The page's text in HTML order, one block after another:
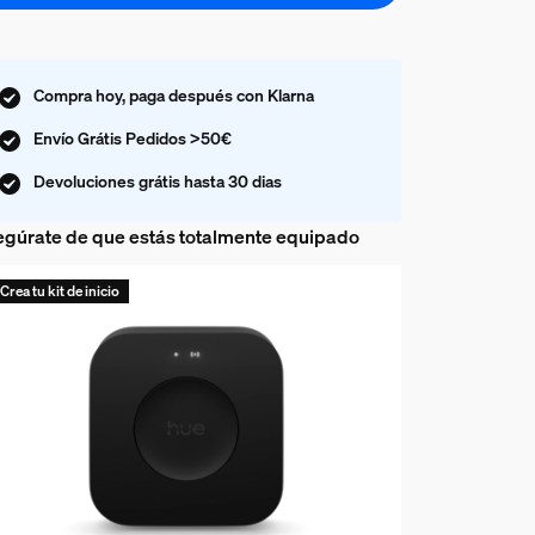
Compra hoy, paga después con Klarna
Envío Grátis Pedidos >50€
Devoluciones grátis hasta 30 dias
de que estás totalmente equipado
Crea tu kit de inicio